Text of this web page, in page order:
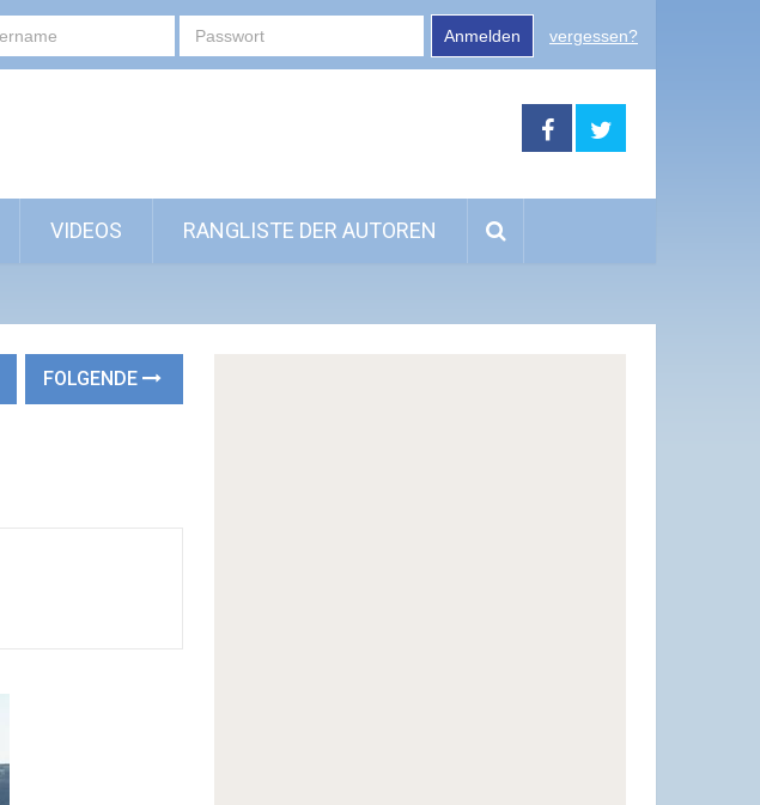
Anmelden vergessen?
VIDEOS RANGLISTE DER AUTOREN
FOLGENDE